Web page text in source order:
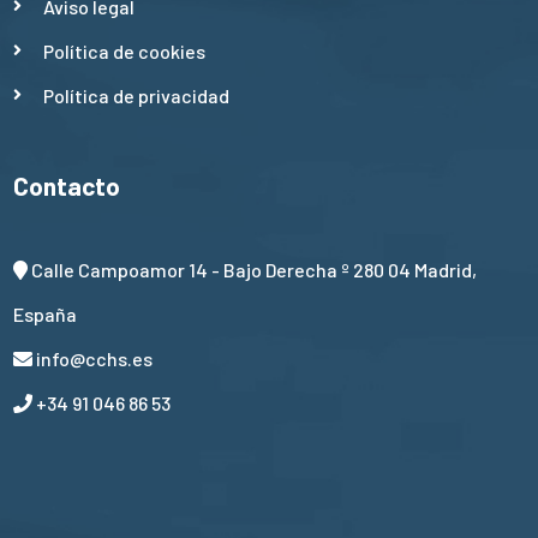
Aviso legal
Política de cookies
Política de privacidad
Contacto
Calle Campoamor 14 - Bajo Derecha º 280 04 Madrid,
España
info@cchs.es
+34 91 046 86 53